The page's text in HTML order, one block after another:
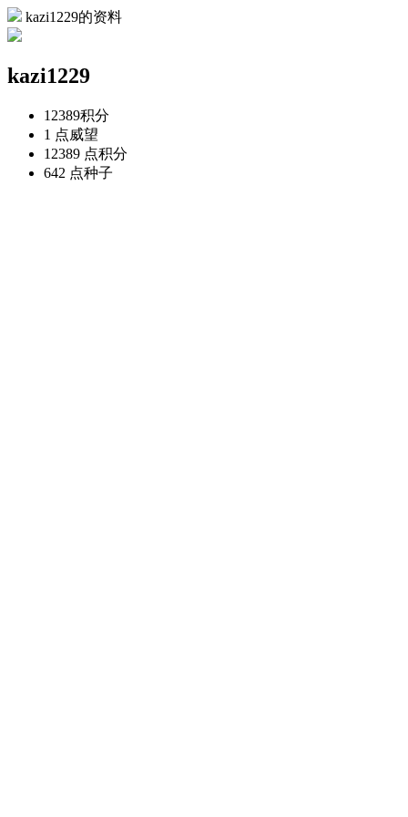
kazi1229的资料
kazi1229
12389积分
1 点威望
12389 点积分
642 点种子